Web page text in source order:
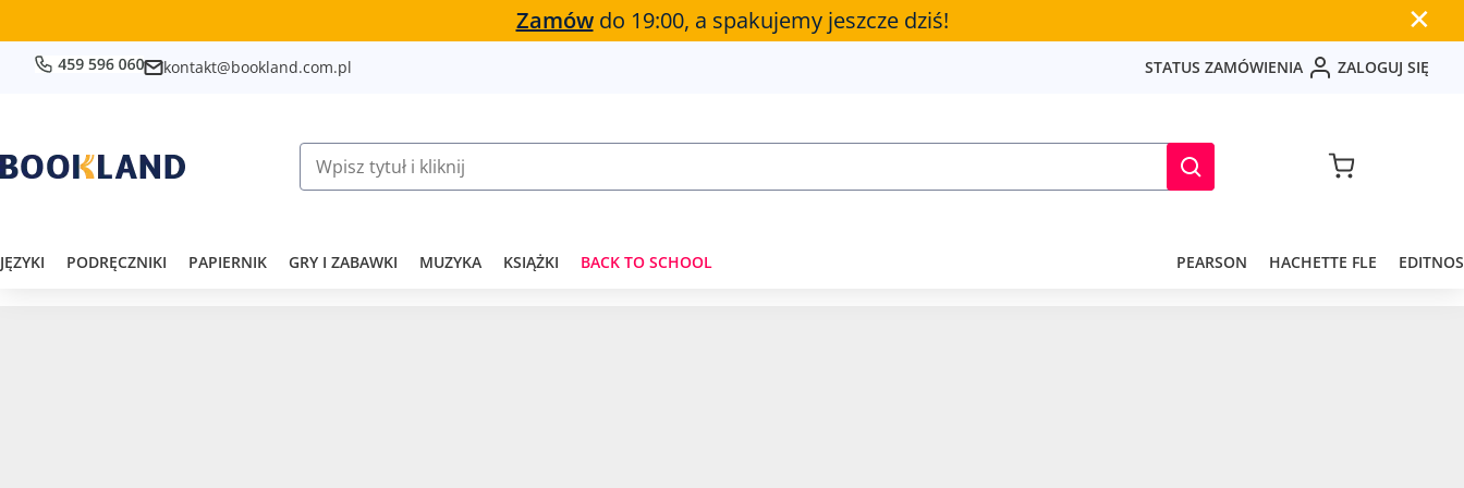
Zamówdo 19:00, a spakujemy jeszcze dziś! ✕
kontakt@bookland.com.pl STATUS ZAMÓWIENIA ZALOGUJ SIĘ
JĘZYKI PODRĘCZNIKI PAPIERNIK GRY I ZABAWKI MUZYKA KSIĄŻKI BACK TO SCHOOL PEARSON HACHETTE FLE EDITNOS